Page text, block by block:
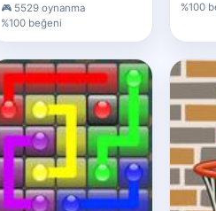
5529 oynanma
%100 beğeni
%100